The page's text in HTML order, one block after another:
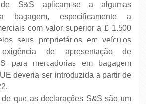
S&S aplicam-se a algumas
bagagem, especificamente a
com valor superior a £ 1.500
seus proprietários em veículos
de apresentação de
para mercadorias em bagagem
deveria ser introduzida a partir de
de que as declarações S&S são um